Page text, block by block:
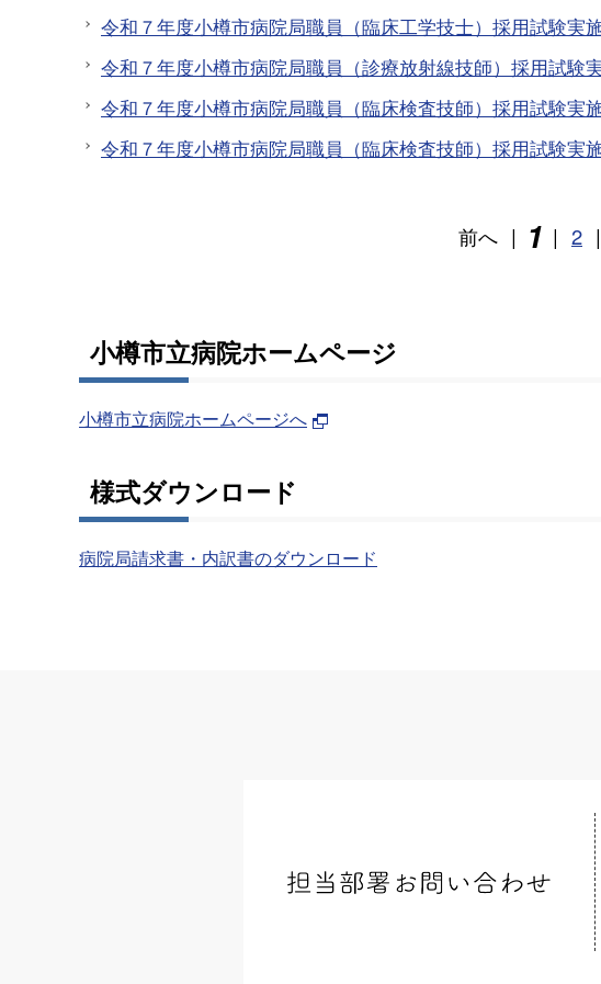
令和７年度小樽市病院局職員（臨床工学技士）採用試験実
令和７年度小樽市病院局職員（診療放射線技師）採用試験
令和７年度小樽市病院局職員（臨床検査技師）採用試験実
令和７年度小樽市病院局職員（臨床検査技師）採用試験実
前へ | 1 | 2 |
小樽市立病院ホームページ
小樽市立病院ホームページへ
様式ダウンロード
病院局請求書・内訳書のダウンロード